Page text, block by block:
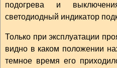
подогрева и
светодиодный индикатор
Только при эксплуатации
видно в каком положении
темное время его